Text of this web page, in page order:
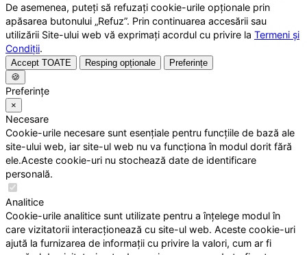
De asemenea, puteți să refuzați cookie-urile opționale prin
apăsarea butonului „Refuz”. Prin continuarea accesării sau
utilizării Site-ului web vă exprimați acordul cu privire la Termeni și
Condiții.
Accept TOATE Resping opționale
Preferințe
🍪
Preferințe
×
Necesare
Cookie-urile necesare sunt esențiale pentru funcțiile de bază ale
site-ului web, iar site-ul web nu va funcționa în modul dorit fără
ele.Aceste cookie-uri nu stochează date de identificare
personală.
Analitice
Cookie-urile analitice sunt utilizate pentru a înțelege modul în
care vizitatorii interacționează cu site-ul web. Aceste cookie-uri
ajută la furnizarea de informații cu privire la valori, cum ar fi